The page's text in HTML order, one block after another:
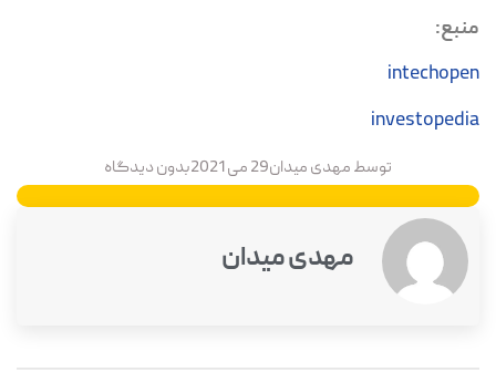
منبع:
intechopen
investopedia
توسطمهدی میدان29 می 2021 بدون دیدگاه
مهدی میدان